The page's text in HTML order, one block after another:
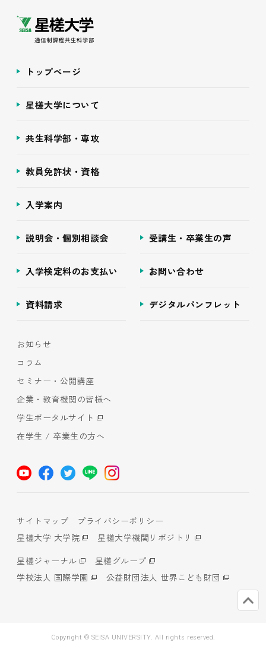
トップページ
星槎大学について
共生科学部・専攻
教員免許状・資格
入学案内
説明会・個別相談会 受講生・卒業生の声
入学検定料のお支払い お問い合わせ
資料請求 デジタルパンフレット
お知らせ
コラム
セミナー・公開講座
企業・教育機関の皆様へ
学生ポータルサイト
在学生 / 卒業生の方へ
サイトマップ
プライバシーポリシー
星槎大学 大学院
星槎大学機関リポジトリ
星槎ジャーナル
星槎グループ
学校法人 国際学園
公益財団法人 世界こども財団
Copyright © SEISA UNIVERSITY. All rights reserved.